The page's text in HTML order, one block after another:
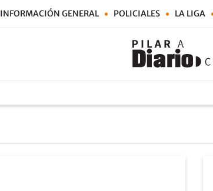
INFORMACIÓN GENERAL POLICIALES LA LIGA